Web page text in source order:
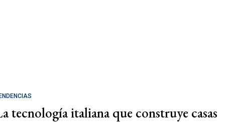
tecnología italiana que construye casas